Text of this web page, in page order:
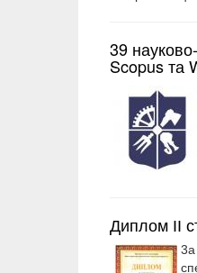
39
Scopus та
Диплом ІІ
3a